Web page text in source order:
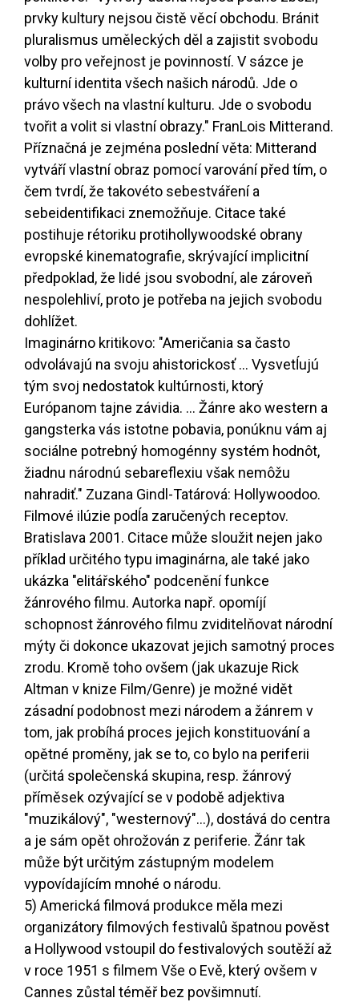
prvky kultury nejsou čistě věcí obchodu. Bránit
pluralismus uměleckých děl a zajistit svobodu
volby pro veřejnost je povinností. V sázce je
kulturní identita všech našich národů. Jde o
právo všech na vlastní kulturu. Jde o svobodu
tvořit a volit si vlastní obrazy." FranLois Mitterand.
Příznačná je zejména poslední věta: Mitterand
vytváří vlastní obraz pomocí varování před tím, o
čem tvrdí, že takovéto sebestváření a
sebeidentifikaci znemožňuje. Citace také
postihuje rétoriku protihollywoodské obrany
evropské kinematografie, skrývající implicitní
předpoklad, že lidé jsou svobodní, ale zároveň
nespolehliví, proto je potřeba na jejich svobodu
dohlížet.
Imaginárno kritikovo: "Američania sa často
odvolávajú na svoju ahistorickosť ... Vysvetĺujú
tým svoj nedostatok kultúrnosti, ktorý
Európanom tajne závidia. ... Žánre ako western a
gangsterka vás istotne pobavia, ponúknu vám aj
sociálne potrebný homogénny systém hodnôt,
žiadnu národnú sebareflexiu však nemôžu
nahradiť." Zuzana Gindl-Tatárová: Hollywoodoo.
Filmové ilúzie podĺa zaručených receptov.
Bratislava 2001. Citace může sloužit nejen jako
příklad určitého typu imaginárna, ale také jako
ukázka "elitářského" podcenění funkce
žánrového filmu. Autorka např. opomíjí
schopnost žánrového filmu zviditelňovat národní
mýty či dokonce ukazovat jejich samotný proces
zrodu. Kromě toho ovšem (jak ukazuje Rick
Altman v knize Film/Genre) je možné vidět
zásadní podobnost mezi národem a žánrem v
tom, jak probíhá proces jejich konstituování a
opětné proměny, jak se to, co bylo na periferii
(určitá společenská skupina, resp. žánrový
příměsek ozývající se v podobě adjektiva
"muzikálový", "westernový"...), dostává do centra
a je sám opět ohrožován z periferie. Žánr tak
může být určitým zástupným modelem
vypovídajícím mnohé o národu.
5) Americká filmová produkce měla mezi
organizátory filmových festivalů špatnou pověst
a Hollywood vstoupil do festivalových soutěží až
v roce 1951 s filmem Vše o Evě, který ovšem v
Cannes zůstal téměř bez povšimnutí.